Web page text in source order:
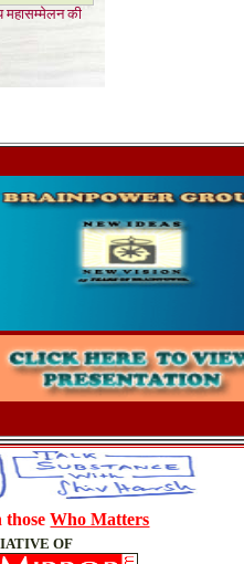
महासम्मेलन की
thoseWho Matters
OF